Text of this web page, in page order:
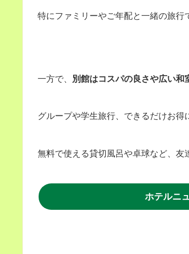
特にファミリーやご年配と一緒の旅行
一方で、 別館はコスパの良さや広い和
グループや学生旅行、できるだけお得
無料で使える貸切風呂や卓球など、友
ホテルニ